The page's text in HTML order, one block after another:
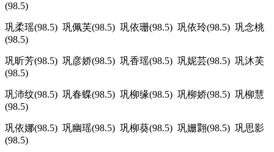
(98.5)
巩柔瑶(98.5) 巩佩芙(98.5) 巩依珊(98.5) 巩依玲(98.5) 巩念桃
(98.5)
巩昕芳(98.5) 巩彦娇(98.5) 巩香瑶(98.5) 巩妮芸(98.5) 巩沐芙
(98.5)
巩沛纹(98.5) 巩春蝶(98.5) 巩柳缘(98.5) 巩柳娇(98.5) 巩柳慧
(98.5)
巩依娜(98.5) 巩幽瑶(98.5) 巩柳葵(98.5) 巩姗翾(98.5) 巩思影
(98.5)